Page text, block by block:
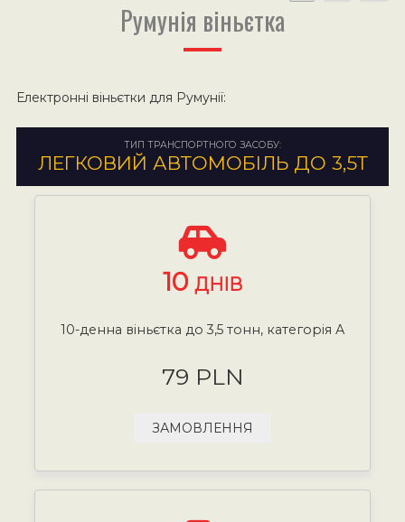
Румунія віньєтка
Електронні віньєтки для Румунії:
ТИП ТРАНСПОРТНОГО ЗАСОБУ:
ЛЕГКОВИЙ АВТОМОБІЛЬ ДО 3,5Т
10 ДНІВ
10-денна віньєтка до 3,5 тонн, категорія А
79 PLN
ЗАМОВЛЕННЯ